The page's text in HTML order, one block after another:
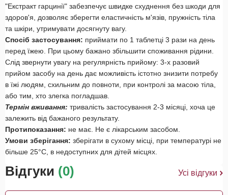
"Екстракт гарцинії" забезпечує швидке схуднення без шкоди для
здоров'я, дозволяє зберегти еластичність м'язів, пружність тіла
та шкіри, утримувати досягнуту вагу.
Спосіб застосування: приймати по 1 таблетці 3 рази на день
перед їжею. При цьому бажано збільшити споживання рідини.
Слід звернути увагу на регулярність прийому: 3-х разовий
прийом засобу на день дає можливість істотно знизити потребу
в їжі людям, схильним до повноти, при контролі за масою тіла,
або тим, хто злегка погладшав.
Термін вживання: тривалість застосування 2-3 місяці, хоча це
залежить від бажаного результату.
Протипоказання: не має. Не є лікарським засобом.
Умови зберігання: зберігати в сухому місці, при температурі не
більше 25°C, в недоступних для дітей місцях.
Відгуки (0) Усі відгуки